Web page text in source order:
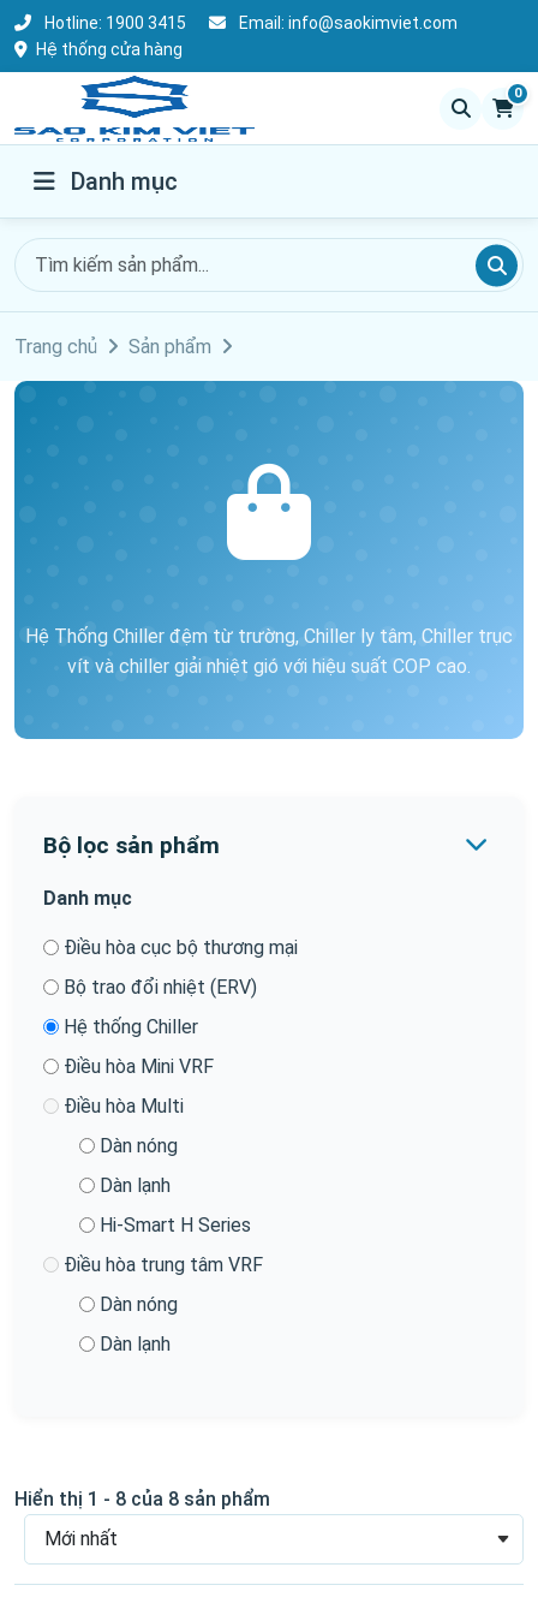
Hotline: 1900 3415 Email: info@saokimviet.com
Hệ thống cửa hàng
0
Danh mục
Trang chủ Sản phẩm
Hệ Thống Chiller đệm từ trường, Chiller ly tâm, Chiller trục
vít và chiller giải nhiệt gió với hiệu suất COP cao.
Bộ lọc sản phẩm
Danh mục
Điều hòa cục bộ thương mại
Bộ trao đổi nhiệt (ERV)
Hệ thống Chiller
Điều hòa Mini VRF
Điều hòa Multi
Dàn nóng
Dàn lạnh
Hi-Smart H Series
Điều hòa trung tâm VRF
Dàn nóng
Dàn lạnh
Hiển thị 1 - 8 của 8 sản phẩm